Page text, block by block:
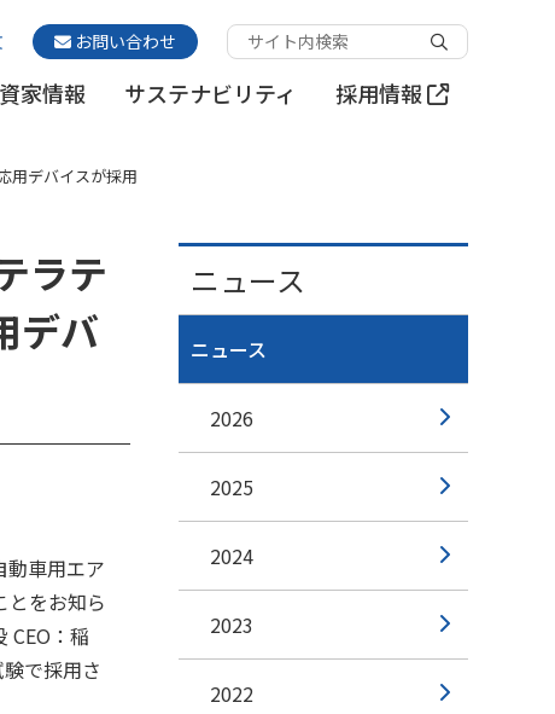
お問い合わせ
家情報 サステナビリティ 採用情報
用デバイスが採用
ラテ
デバ
動車用エア
とをお知ら
CEO：稲
で採用さ
ニュース
ニュース
2026
2025
2024
2023
2022